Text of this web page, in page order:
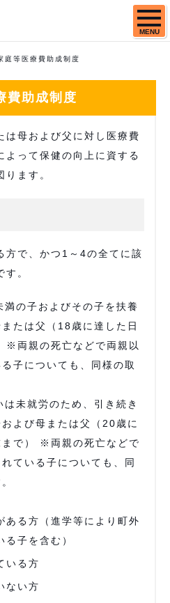
MENU
庭等医療費助成制度
費助成制度
は母および父に対し医療費
よって保健の向上に資する
ます。
方で、かつ1～4の全てに該
。
の子およびその子を扶養
たは父（18歳に達した日
※両親の死亡などで両親以
子についても、同様の取
未就労のため、引き続き
よび母または父（20歳に
で） ※両親の死亡などで
ている子についても、同
ある方（進学等により町外
る子を含む）
いる方
ない方